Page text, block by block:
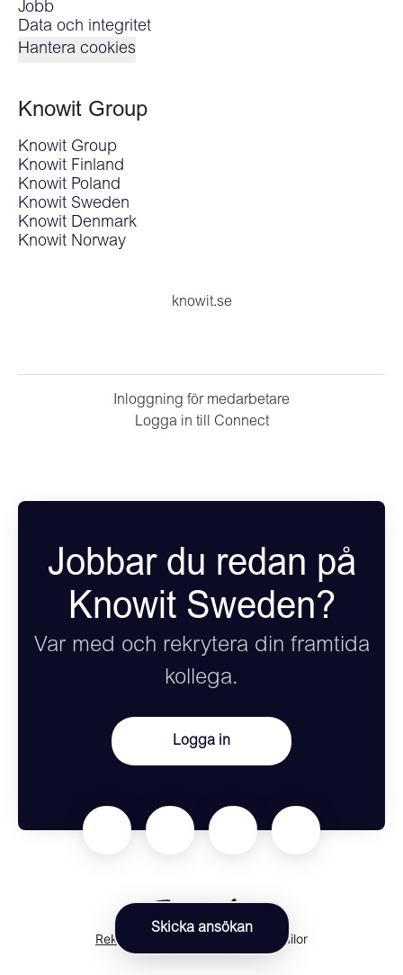
Skicka ansökan
Jobb
Data och integritet
Hantera cookies
Knowit Group
Knowit Group
Knowit Finland
Knowit Poland
Knowit Sweden
Knowit Denmark
Knowit Norway
knowit.se
Inloggning för medarbetare
Logga in till Connect
Jobbar du redan på
Knowit Sweden?
Var med och rekrytera din framtida
kollega.
Logga in
Rekryteringsverktyg från Teamtailor